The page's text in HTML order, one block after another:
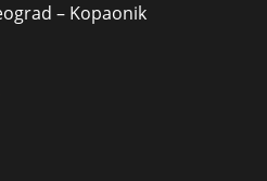
– Kopaonik